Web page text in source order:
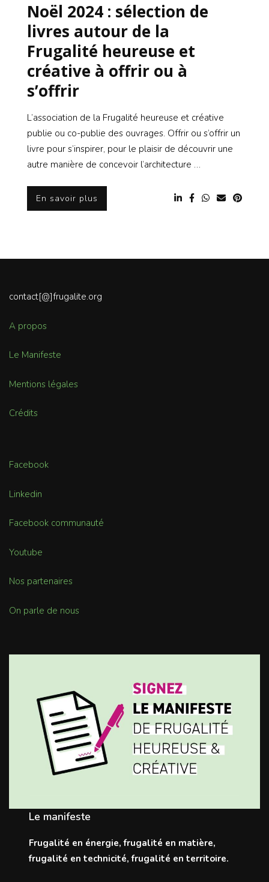
Noël 2024 : sélection de
livres autour de la
Frugalité heureuse et
créative à offrir ou à
s’offrir
L’association de la Frugalité heureuse et créative
publie ou co-publie des ouvrages. Offrir ou s’offrir un
livre pour s’inspirer, pour le plaisir de découvrir une
autre manière de concevoir l’architecture …
En savoir plus
contact[@]frugalite.org
A propos
Le Manifeste
Mentions légales
Crédits
Facebook
Linkedin
Facebook communauté
Youtube
Nos partenaires
On parle de nous
Le manifeste
Frugalité en énergie, frugalité en matière,
frugalité en technicité, frugalité en territoire.